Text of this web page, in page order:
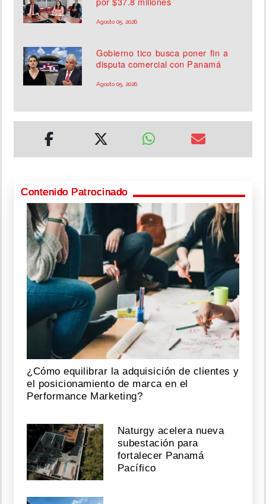
Agosto 05, 2026
Gobierno tico busca poner fin a
disputa comercial con Panamá
Agosto 05, 2026
Contenido Patrocinado
¿Cómo equilibrar la adquisición de clientes y
el posicionamiento de marca en el
Performance Marketing?
Naturgy acelera nueva
subestación para
fortalecer Panamá
Pacífico